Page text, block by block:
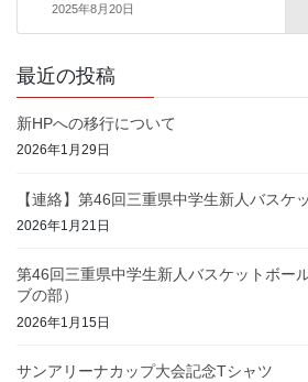
2025年8月20日
最近の投稿
新HPへの移行について
2026年1月29日
【連絡】第46回三重県中学生新人バスケ
2026年1月21日
第46回三重県中学生新人バスケットボー
ブの部）
2026年1月15日
サンアリーナカップ大会記念Tシャツ